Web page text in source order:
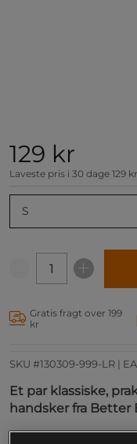
129 kr
Laveste pris i 30 dage 129 kr
S
Gratis fragt over 199
kr
SKU #130309-999-LR |
Et par klassiske,
handsker fra Better
Læs mere